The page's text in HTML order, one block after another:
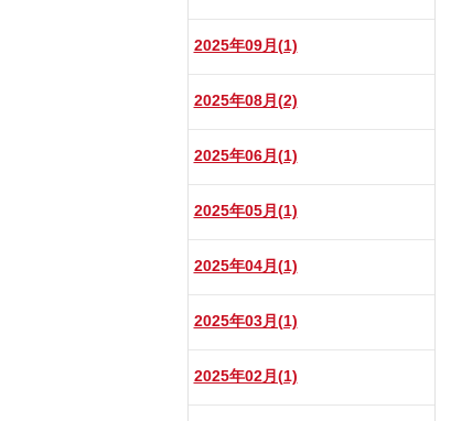
2025年09月(1)
2025年08月(2)
2025年06月(1)
2025年05月(1)
2025年04月(1)
2025年03月(1)
2025年02月(1)